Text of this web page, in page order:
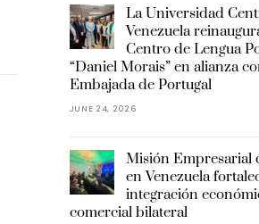
La Universidad
Venezuela
Centro de Lengua
“Daniel Morais” en alianza
Embajada de Portugal
JUNE 24, 2026
Misión Empresarial
en Venezuela
integración
comercial bilateral